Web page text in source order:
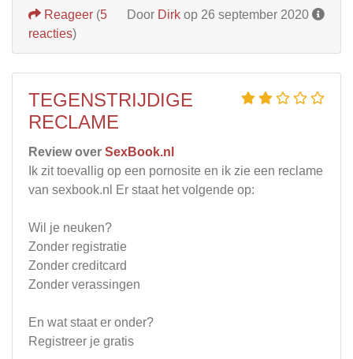
Door Dirk op 26 september 2020
Reageer (5
reacties)
TEGENSTRIJDIGE
RECLAME
Review over SexBook.nl
Ik zit toevallig op een pornosite en ik zie een reclame
van sexbook.nl Er staat het volgende op:
Wil je neuken?
Zonder registratie
Zonder creditcard
Zonder verassingen
En wat staat er onder?
Registreer je gratis